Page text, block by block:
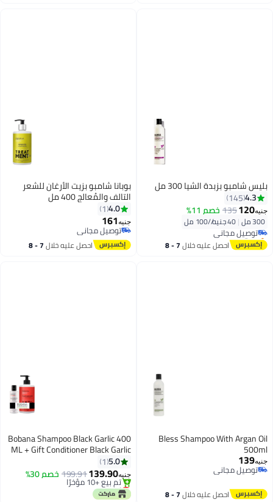
بليس شامبو بزبدة الشيا 300 مل
4.3
145
جنيه120
135 خصم 11%
300 مل |
توصيل مجاني
بتخلّص بسرعة
توصيل مجانياحصل عليه خلال 7 - 8
بوبانا شامبو بزيت الأرغان للشعر
التالف والمُعالج 400 مل
4.0
1
جنيه161
توصيل مجاني
توصيل مجانياحصل عليه خلال 7 - 8
Bless Shampoo With Argan Oil
500ml
جنيه139
توصيل مجاني
توصيل مجاني
احصل عليه خلال 7 - 8
Bobana Shampoo Black Garlic 400
ML + Gift Conditioner Black Garlic
Oil 100 ML
5.0
1
جنيه139.90
199.91خصم 30%
أقل سعر في السنة
بتخلّص بسرعة
تم بيع +10 مؤخرًا
أقل سعر في السنة